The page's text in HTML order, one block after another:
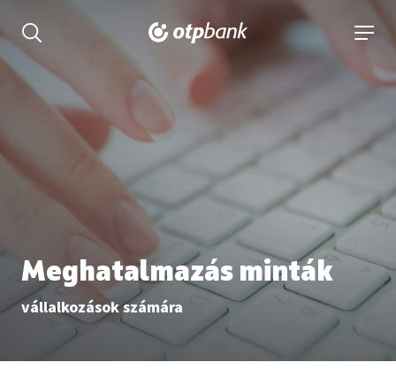
Keresés kinyitása
Meghatalmazás minták
vállalkozások számára